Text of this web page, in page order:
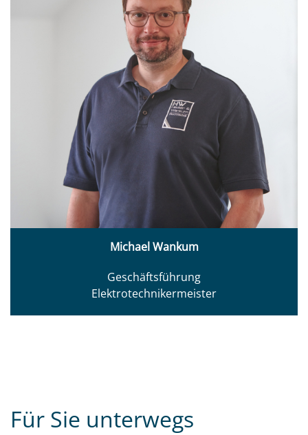
Michael Wankum
Geschäftsführung
Elektrotechnikermeister
Für Sie unterwegs